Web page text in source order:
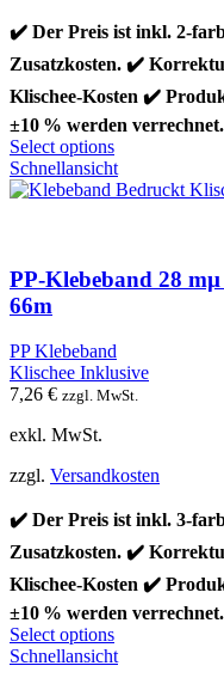
✔️ Der Preis ist inkl. 2-
Zusatzkosten. ✔️
Klischee-Kosten ✔️
±10 % werden verrechnet.
Select optionsDieses
Produkt
weist
Die
Optionen
der
Produktseite
gewählt
Schnellansicht
PP-Klebeband 28
66m
PP Klebeband
Klischee Inklusive
7,26 € zzgl. MwSt.
exkl. MwSt.
zzgl. Versandkosten
✔️ Der Preis ist inkl. 3-
Zusatzkosten. ✔️
Klischee-Kosten ✔️
±10 % werden verrechnet.
Select optionsDieses
Produkt
Schnellansicht